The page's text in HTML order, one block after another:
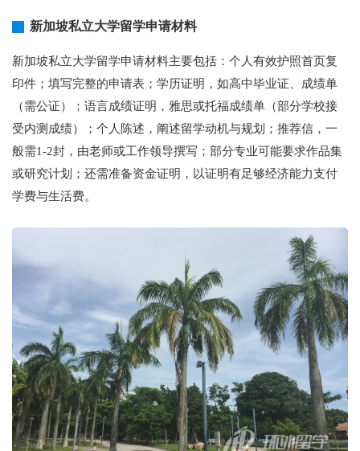
新加坡私立大学留学申请材料
新加坡私立大学留学申请材料主要包括：个人有效护照首页复
印件；填写完整的申请表；学历证明，如高中毕业证、成绩单
（需公证）；语言成绩证明，雅思或托福成绩单（部分学校接
受内测成绩）；个人陈述，阐述留学动机与规划；推荐信，一
般需1-2封，由老师或工作领导撰写；部分专业可能要求作品集
或研究计划；还需准备资金证明，以证明有足够经济能力支付
学费与生活费。